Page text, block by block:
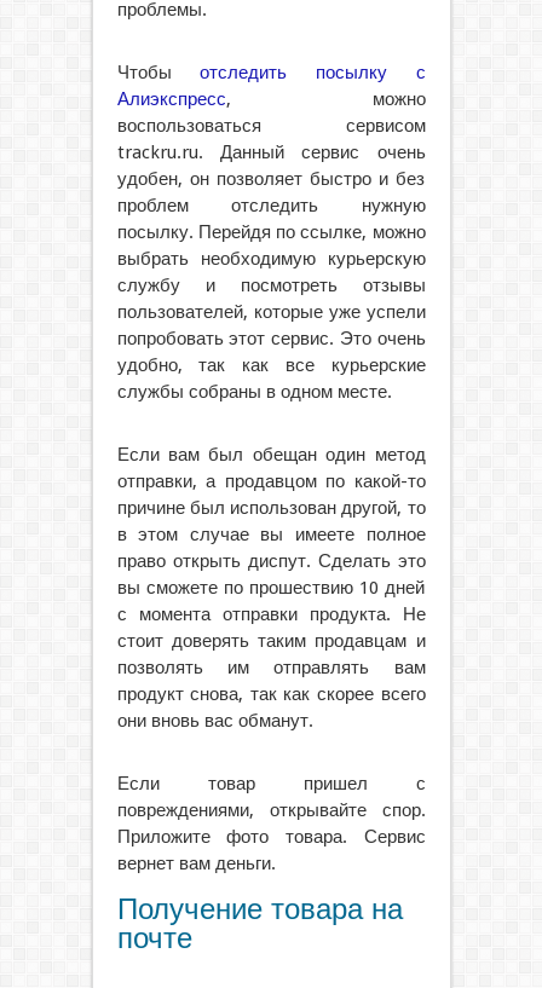
проблемы.
Чтобыотследить посылку с
Алиэкспресс, можно
воспользоваться сервисом
trackru.ru. Данный сервис очень
удобен, он позволяет быстро и без
проблем отследить нужную
посылку. Перейдя по ссылке, можно
выбрать необходимую курьерскую
службу и посмотреть отзывы
пользователей, которые уже успели
попробовать этот сервис. Это очень
удобно, так как все курьерские
службы собраны в одном месте.
Если вам был обещан один метод
отправки, а продавцом по какой-то
причине был использован другой, то
в этом случае вы имеете полное
право открыть диспут. Сделать это
вы сможете по прошествию 10 дней
с момента отправки продукта. Не
стоит доверять таким продавцам и
позволять им отправлять вам
продукт снова, так как скорее всего
они вновь вас обманут.
Если товар пришел с
повреждениями, открывайте спор.
Приложите фото товара. Сервис
вернет вам деньги.
Получение товара на
почте